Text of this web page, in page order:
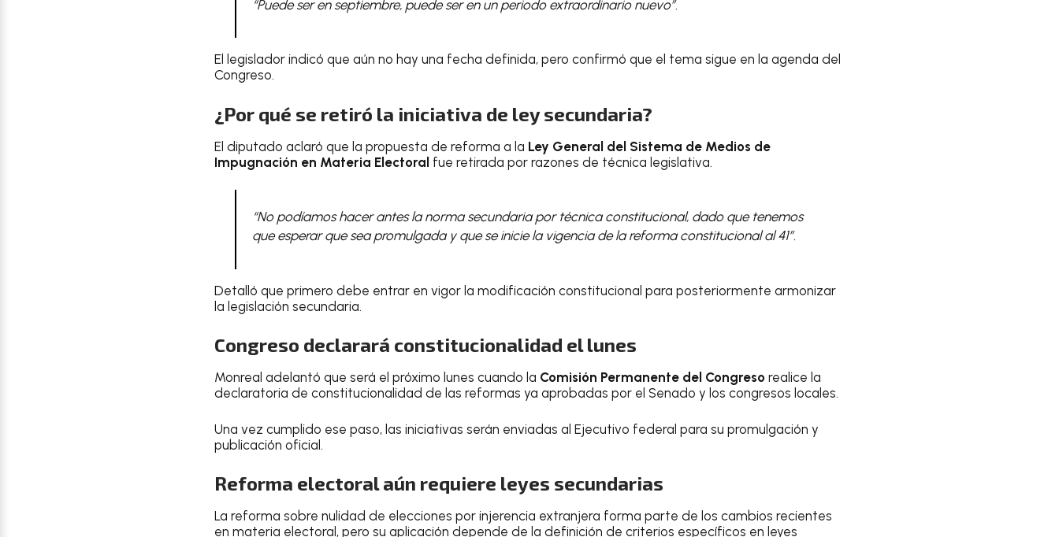
“Puede ser en septiembre, puede ser en un periodo extraordinario nuevo”.
El legislador indicó que aún no hay una fecha definida, pero confirmó que el tema sigue en la agenda del
Congreso.
¿Por qué se retiró la iniciativa de ley secundaria?
El diputado aclaró que la propuesta de reforma a la Ley General del Sistema de Medios de
Impugnación en Materia Electoral fue retirada por razones de técnica legislativa.
“No podíamos hacer antes la norma secundaria por técnica constitucional, dado que tenemos
que esperar que sea promulgada y que se inicie la vigencia de la reforma constitucional al 41”.
Detalló que primero debe entrar en vigor la modificación constitucional para posteriormente armonizar
la legislación secundaria.
Congreso declarará constitucionalidad el lunes
Monreal adelantó que será el próximo lunes cuando la Comisión Permanente del Congreso realice la
declaratoria de constitucionalidad de las reformas ya aprobadas por el Senado y los congresos locales.
Una vez cumplido ese paso, las iniciativas serán enviadas al Ejecutivo federal para su promulgación y
publicación oficial.
Reforma electoral aún requiere leyes secundarias
La reforma sobre nulidad de elecciones por injerencia extranjera forma parte de los cambios recientes
en materia electoral, pero su aplicación depende de la definición de criterios específicos en leyes